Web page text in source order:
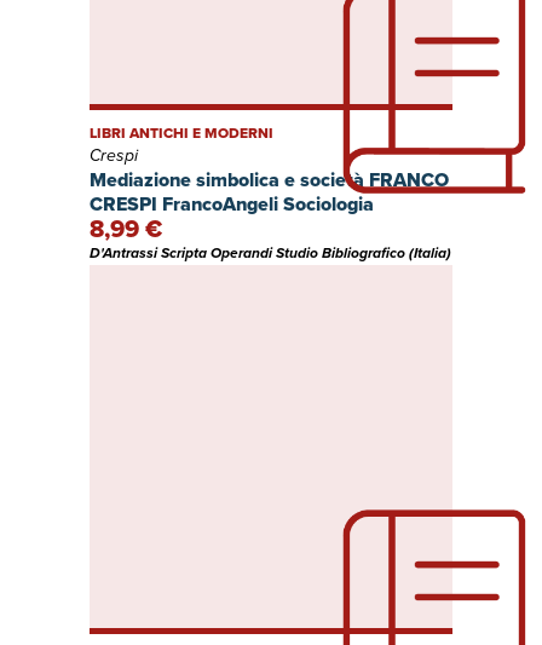
Mediazione simbolica e società FRANCO
CRESPI FrancoAngeli Sociologia
LIBRI ANTICHI E MODERNI
Crespi
8,99 €
D'Antrassi Scripta Operandi Studio Bibliografico (Italia)